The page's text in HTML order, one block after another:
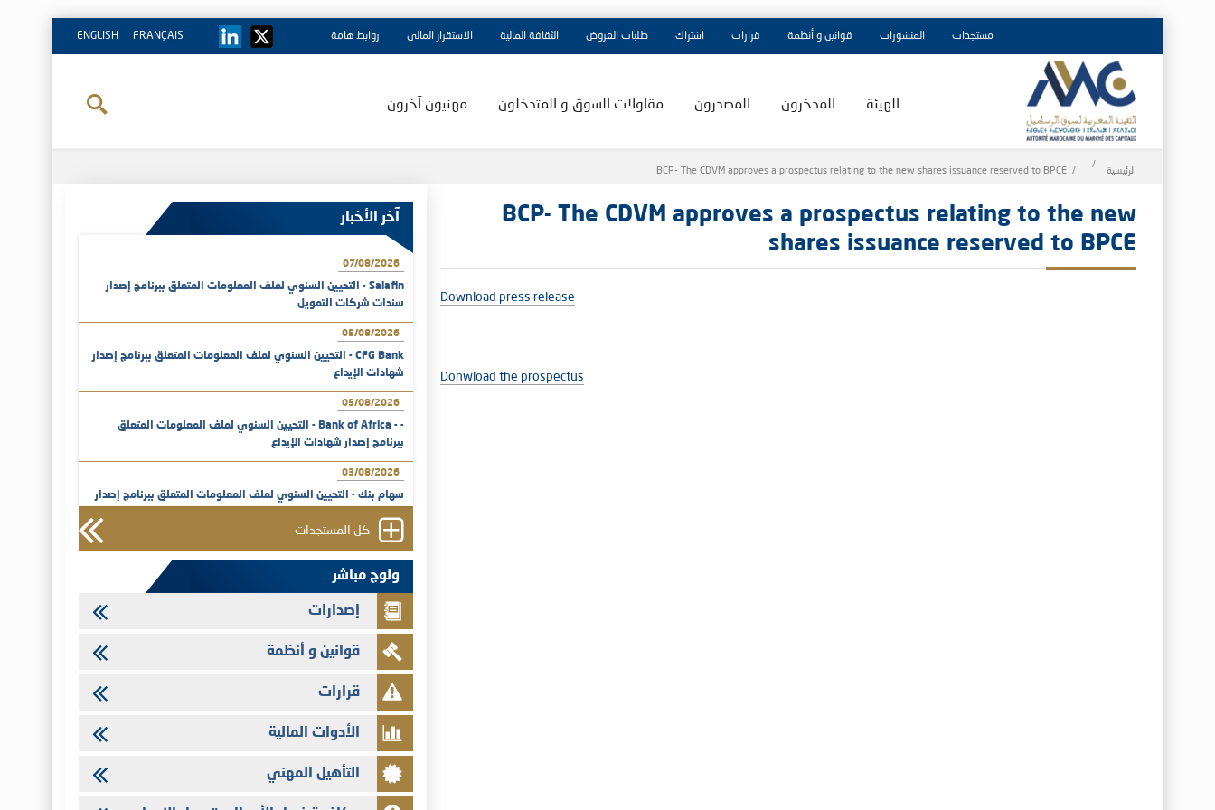
FRANÇAIS
ENGLISH مستجدات المنشورات قوانين و أنظمة قرارات اشتراك طلبات العروض الثقافة المالية الاستقرار المالي روابط هامة
الهيئة المدخرون المصدرون مقاولات السوق و المتدخلون مهنيون آخرون
Breadcrumb
الرئيسية BCP- The CDVM approves a prospectus relating to the new shares issuance reserved to BPCE
BCP- The CDVM approves a prospectus relating to the new
shares issuance reserved to BPCE
Download press release
Donwload the prospectus
آخر الأخبار
07/08/2026
Salafin - التحيين السنوي لملف المعلومات المتعلق ببرنامج إصدار
سندات شركات التمويل
05/08/2026
CFG Bank - التحيين السنوي لملف المعلومات المتعلق ببرنامج إصدار
شهادات الإيداع
05/08/2026
- - Bank of Africa - التحيين السنوي لملف المعلومات المتعلق
ببرنامج إصدار شهادات الإيداع
03/08/2026
سهام بنك - التحيين السنوي لملف المعلومات المتعلق ببرنامج إصدار
31/07/2026
VEOLIA ENVIRONNEMENT - تؤشر الهيئة المغربية لسوق الرساميل
على المنشور النهائي المتعلق بالزيادة في الرأسمال المخصصة لأجراء
المجموعة
29/07/2026
وفابايل - التحيين السنوي لملف المعلومات المتعلق ببرنامج إصدار
سندات شركات التمويل
29/07/2026
تهنئة بمناسبة عيد العرش المجيد
29/07/2026
تنشر الهيئة المغربية لسوق الرساميل العدد الرابع عشر من مجلة سوق
الرساميل
كل المستجدات
ولوج مباشر
إصدارات
قوانين و أنظمة
قرارات
الأدوات المالية
التأهيل المهني